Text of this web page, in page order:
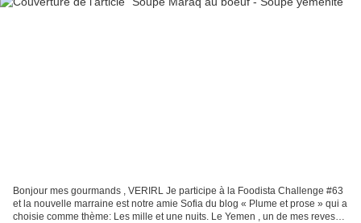
Bonjour mes gourmands , VERIRL Je participe à la Foodista Challenge #63
et la nouvelle marraine est notre amie Sofia du blog « Plume et prose » qui a
choisie comme thème: Les mille et une nuits. Le Yemen , un de mes reves